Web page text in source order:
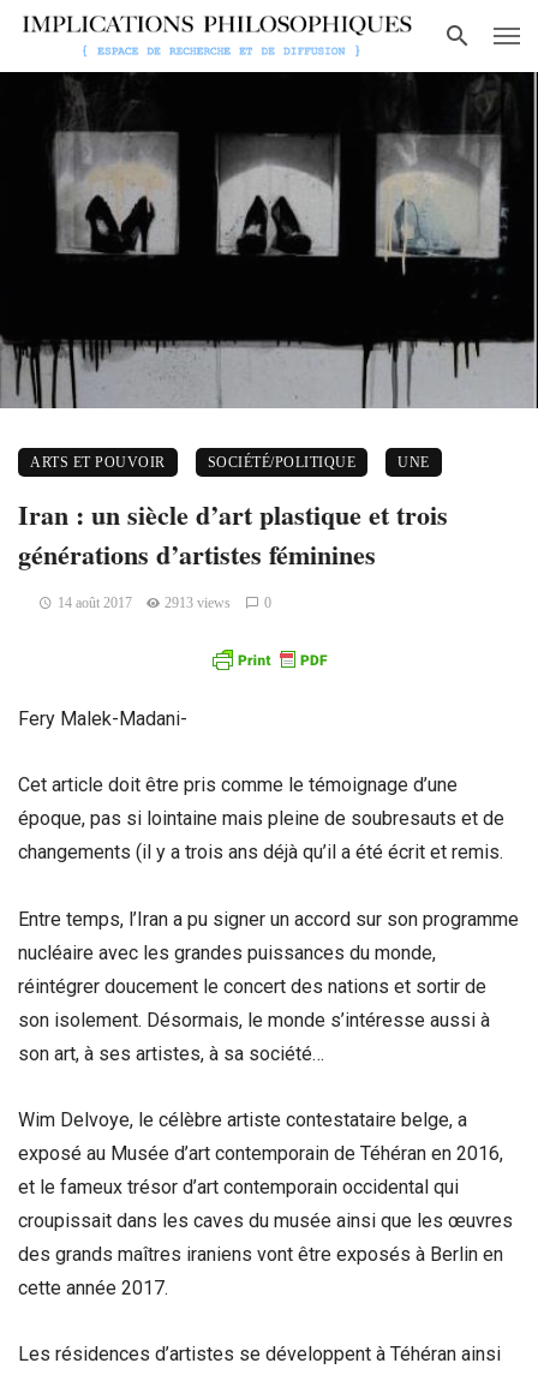
ARTS ET POUVOIR SOCIÉTÉ/POLITIQUE UNE
Iran : un siècle d’art plastique et trois
générations d’artistes féminines
14 août 2017 2913 views 0
Fery Malek-Madani-
Cet article doit être pris comme le témoignage d’une
époque, pas si lointaine mais pleine de soubresauts et de
changements (il y a trois ans déjà qu’il a été écrit et remis.
Entre temps, l’Iran a pu signer un accord sur son programme
nucléaire avec les grandes puissances du monde,
réintégrer doucement le concert des nations et sortir de
son isolement. Désormais, le monde s’intéresse aussi à
son art, à ses artistes, à sa société…
Wim Delvoye, le célèbre artiste contestataire belge, a
exposé au Musée d’art contemporain de Téhéran en 2016,
et le fameux trésor d’art contemporain occidental qui
croupissait dans les caves du musée ainsi que les œuvres
des grands maîtres iraniens vont être exposés à Berlin en
cette année 2017.
Les résidences d’artistes se développent à Téhéran ainsi